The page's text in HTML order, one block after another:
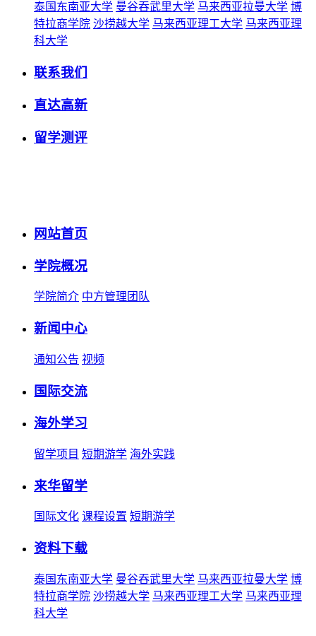
泰国东南亚大学 曼谷吞武里大学 马来西亚拉曼大学 博
特拉商学院 沙捞越大学 马来西亚理工大学 马来西亚理
科大学
联系我们
直达高新
留学测评
网站首页
学院概况
学院简介 中方管理团队
新闻中心
通知公告 视频
国际交流
海外学习
留学项目 短期游学 海外实践
来华留学
国际文化 课程设置 短期游学
资料下载
泰国东南亚大学 曼谷吞武里大学 马来西亚拉曼大学 博
特拉商学院 沙捞越大学 马来西亚理工大学 马来西亚理
科大学